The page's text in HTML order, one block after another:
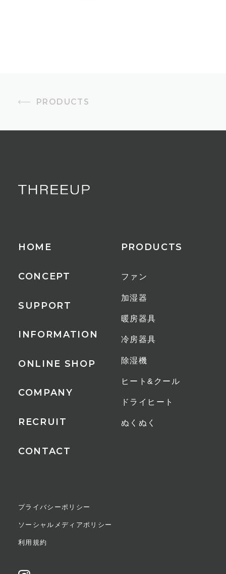
PRODUCTS
HOME
CONCEPT
SUPPORT
INFORMATION
PRODUCTS
ファン
加湿器
暖房器具
冷房器具
除湿機
ヒート&クール
ドライヒート
ぬくぬく
ONLINE SHOP
COMPANY
RECRUIT
CONTACT
プライバシーポリシー
ソーシャルメディアポリシー
利用規約